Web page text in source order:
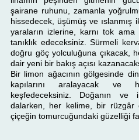
şairane ruhunu, zamanla
hissedecek, üşümüş ve ıslanmış
yaraların izlerine, karnı tok ama
tanıklık edeceksiniz. Sürmeli
doğru göç yolculuğuna çıkacak,
dair yeni bir bakış açısı
Bir limon ağacının gölgesinde
kapılarını aralayacak ve
keşfedeceksiniz. Doğanın ve
dalarken, her kelime, bir rüzgâr
çiçeğin tomurcuğundaki güzelliği